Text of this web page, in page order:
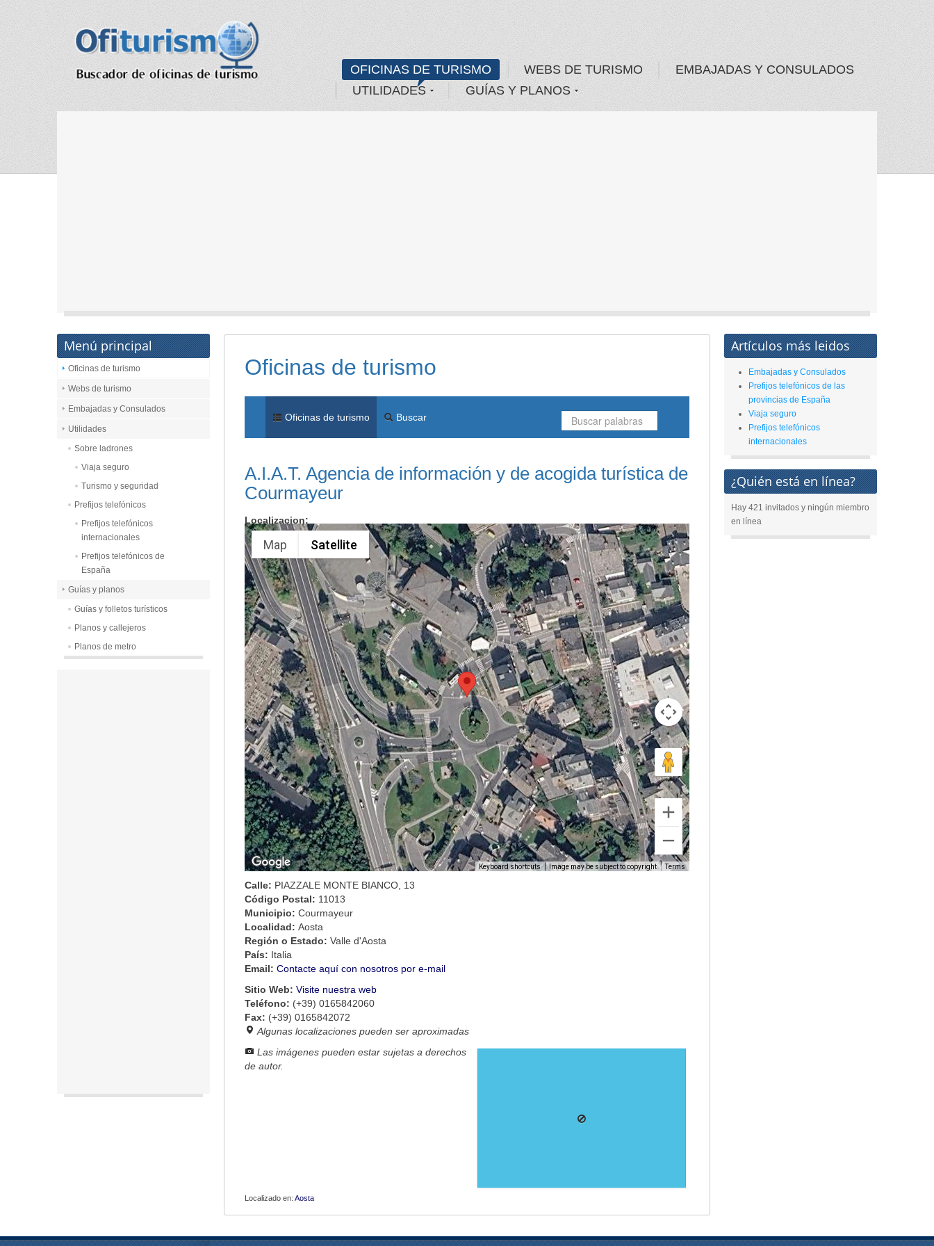
OFICINAS DE TURISMO WEBS DE TURISMO
EMBAJADAS Y CONSULADOS
UTILIDADES
GUÍAS Y PLANOS
Oficinas de turismo
Oficinas de turismo Buscar
A.I.A.T. Agencia de información y de acogida turística de
Courmayeur
Localizacion:
Map Satellite
Keyboard shortcuts Image may be subject to copyright Terms
Calle: PIAZZALE MONTE BIANCO, 13
Código Postal: 11013
Municipio: Courmayeur
Localidad: Aosta
Región o Estado: Valle d'Aosta
País: Italia
Email: Contacte aquí con nosotros por e-mail
Sitio Web: Visite nuestra web
Teléfono: (+39) 0165842060
Fax: (+39) 0165842072
Algunas localizaciones pueden ser aproximadas
Las imágenes pueden estar sujetas a derechos
de autor.
Localizado en: Aosta
Menú principal
Oficinas de turismo
Webs de turismo
Embajadas y Consulados
Utilidades
Sobre ladrones
Viaja seguro
Turismo y seguridad
Prefijos telefónicos
Prefijos telefónicos
internacionales
Prefijos telefónicos de
España
Guías y planos
Guías y folletos turísticos
Planos y callejeros
Planos de metro
Artículos más leidos
Embajadas y Consulados
Prefijos telefónicos de las
provincias de España
Viaja seguro
Prefijos telefónicos
internacionales
¿Quién está en línea?
Hay 421 invitados y ningún miembro
en línea